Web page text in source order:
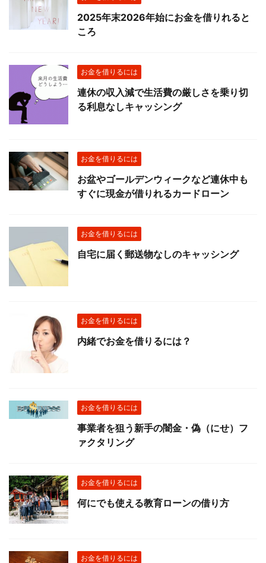
2025年末2026年始にお金を借りれると
ころ
お金を借りるには
連休の収入減で生活費の厳しさを乗り切
る利息なしキャッシング
お金を借りるには
お盆やゴールデンウィークなど連休中も
すぐに現金が借りれるカードローン
お金を借りるには
自宅に届く郵送物なしのキャッシング
お金を借りるには
内緒でお金を借りるには？
お金を借りるには
事業者を狙う新手の闇金・偽（にせ）フ
ァクタリング
お金を借りるには
何にでも使える教育ローンの借り方
お金を借りるには